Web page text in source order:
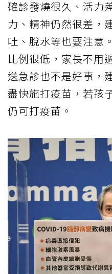
確診發燒很久、活力
力、精神仍然很差，
吐、脫水等也要注意
比例很低，家長不用
送急診也不是好事，
盡快施打疫苗，若孩
仍可打疫苗。